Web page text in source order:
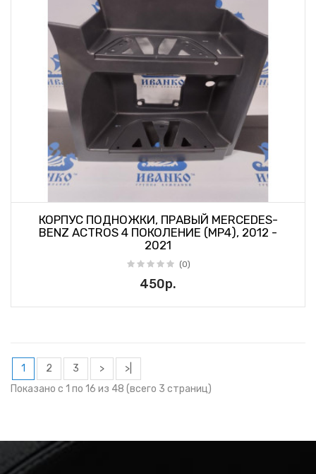
КОРПУС ПОДНОЖКИ, ПРАВЫЙ MERCEDES-
BENZ ACTROS 4 ПОКОЛЕНИЕ (MP4), 2012 -
2021
(0)
450р.
1 2 3 >
>|
Показано с 1 по 16 из 48 (всего 3 страниц)